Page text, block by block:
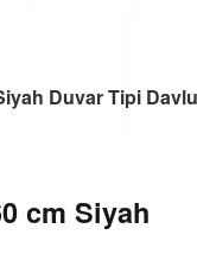
Duvar Tipi
cm Siyah